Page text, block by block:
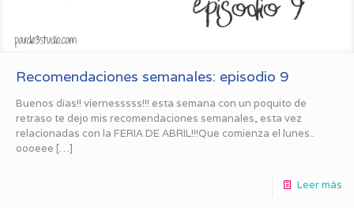
Recomendaciones semanales: episodio 9
Buenos días!! viernesssss!!! esta semana con un poquito de
retraso te dejo mis recomendaciones semanales, esta vez
relacionadas con la FERIA DE ABRIL!!!Que comienza el lunes..
oooeee […]
Leer más